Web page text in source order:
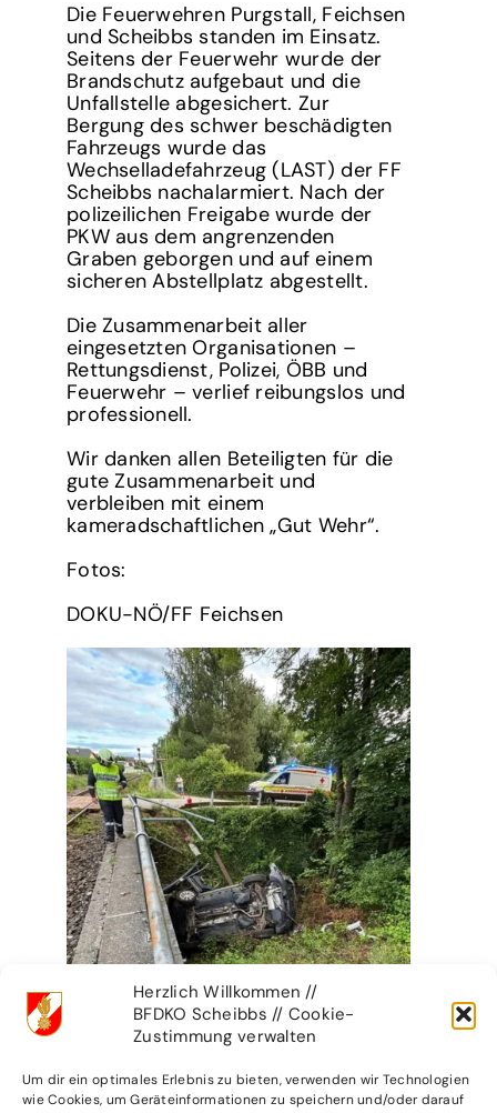
Herzlich Willkommen //
BFDKO Scheibbs // Cookie-
Zustimmung verwalten
Um dir ein optimales Erlebnis zu bieten, verwenden wir Technologien
wie Cookies, um Geräteinformationen zu speichern und/oder darauf
Die Feuerwehren Purgstall, Feichsen
und Scheibbs standen im Einsatz.
Seitens der Feuerwehr wurde der
Brandschutz aufgebaut und die
Unfallstelle abgesichert. Zur
Bergung des schwer beschädigten
Fahrzeugs wurde das
Wechselladefahrzeug (LAST) der FF
Scheibbs nachalarmiert. Nach der
polizeilichen Freigabe wurde der
PKW aus dem angrenzenden
Graben geborgen und auf einem
sicheren Abstellplatz abgestellt.
Die Zusammenarbeit aller
eingesetzten Organisationen –
Rettungsdienst, Polizei, ÖBB und
Feuerwehr – verlief reibungslos und
professionell.
Wir danken allen Beteiligten für die
gute Zusammenarbeit und
verbleiben mit einem
kameradschaftlichen „Gut Wehr“.
Fotos:
DOKU-NÖ/FF Feichsen